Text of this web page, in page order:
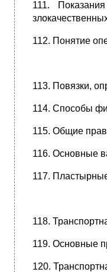
111.
112. Понятие
113. Повязки,
114. Способы
115. Общие
116. Основные
117.
118.
119. Основные
120.